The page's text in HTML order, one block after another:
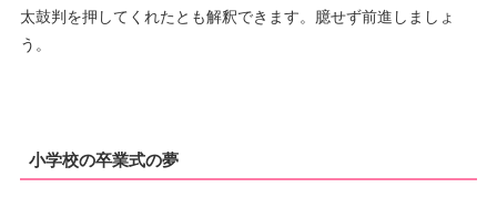
太鼓判を押してくれたとも解釈できます。臆せず前進しましょ
う。
小学校の卒業式の夢